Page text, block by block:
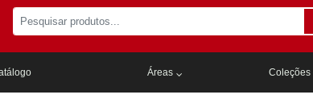
Áreas Coleções